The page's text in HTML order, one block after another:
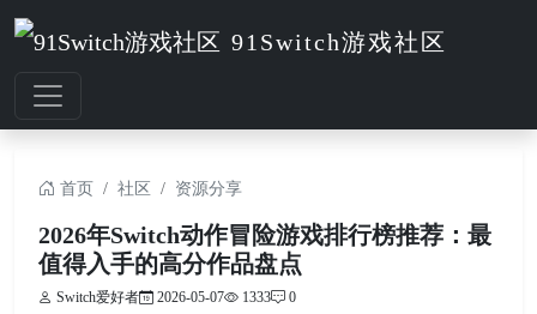
91Switch游戏社区
首页 社区 资源分享
2026年Switch动作冒险游戏排行榜推荐：最
值得入手的高分作品盘点
Switch爱好者 2026-05-07 1333 0